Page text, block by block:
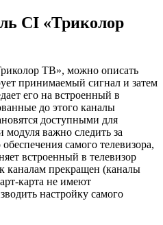
CI «Триколор
ТВ», можно описать
принимаемый сигнал и затем
его на встроенный в
до этого каналы
доступными для
важно следить за
самого телевизора,
встроенный в телевизор
каналам прекращен (каналы
карта не имеют
настройку самого